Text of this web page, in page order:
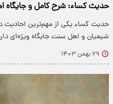
حدیث کساء: شرح کامل و جایگاه
حدیث کساء یکی از مهم‌ترین احادیث
شیعیان و اهل سنت جایگاه ویژه‌ای
۲۹ بهمن ۱۴۰۳